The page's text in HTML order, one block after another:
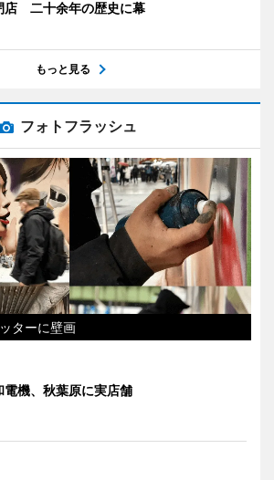
店 二十余年の歴史に幕
もっと見る
フォトフラッシュ
ターに壁画
電機、秋葉原に実店舗